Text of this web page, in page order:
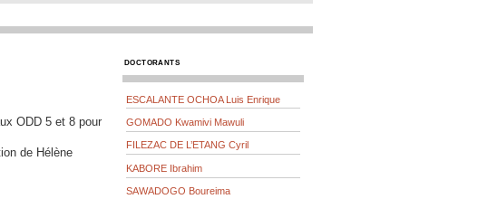
ΟDD 5 et 8 pour
de Hélène
DOCTORANTS
ESCALANTE OCHOA Luis Enrique
GOMADO Kwamivi Mawuli
FILEZAC DE L’ETANG Cyril
KABORE Ibrahim
SAWADOGO Boureima